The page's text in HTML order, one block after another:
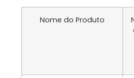
Nome do Produto